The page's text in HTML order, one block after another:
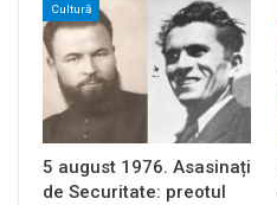
Cultură
5 august 1976. Asasinați
de Securitate: preotul